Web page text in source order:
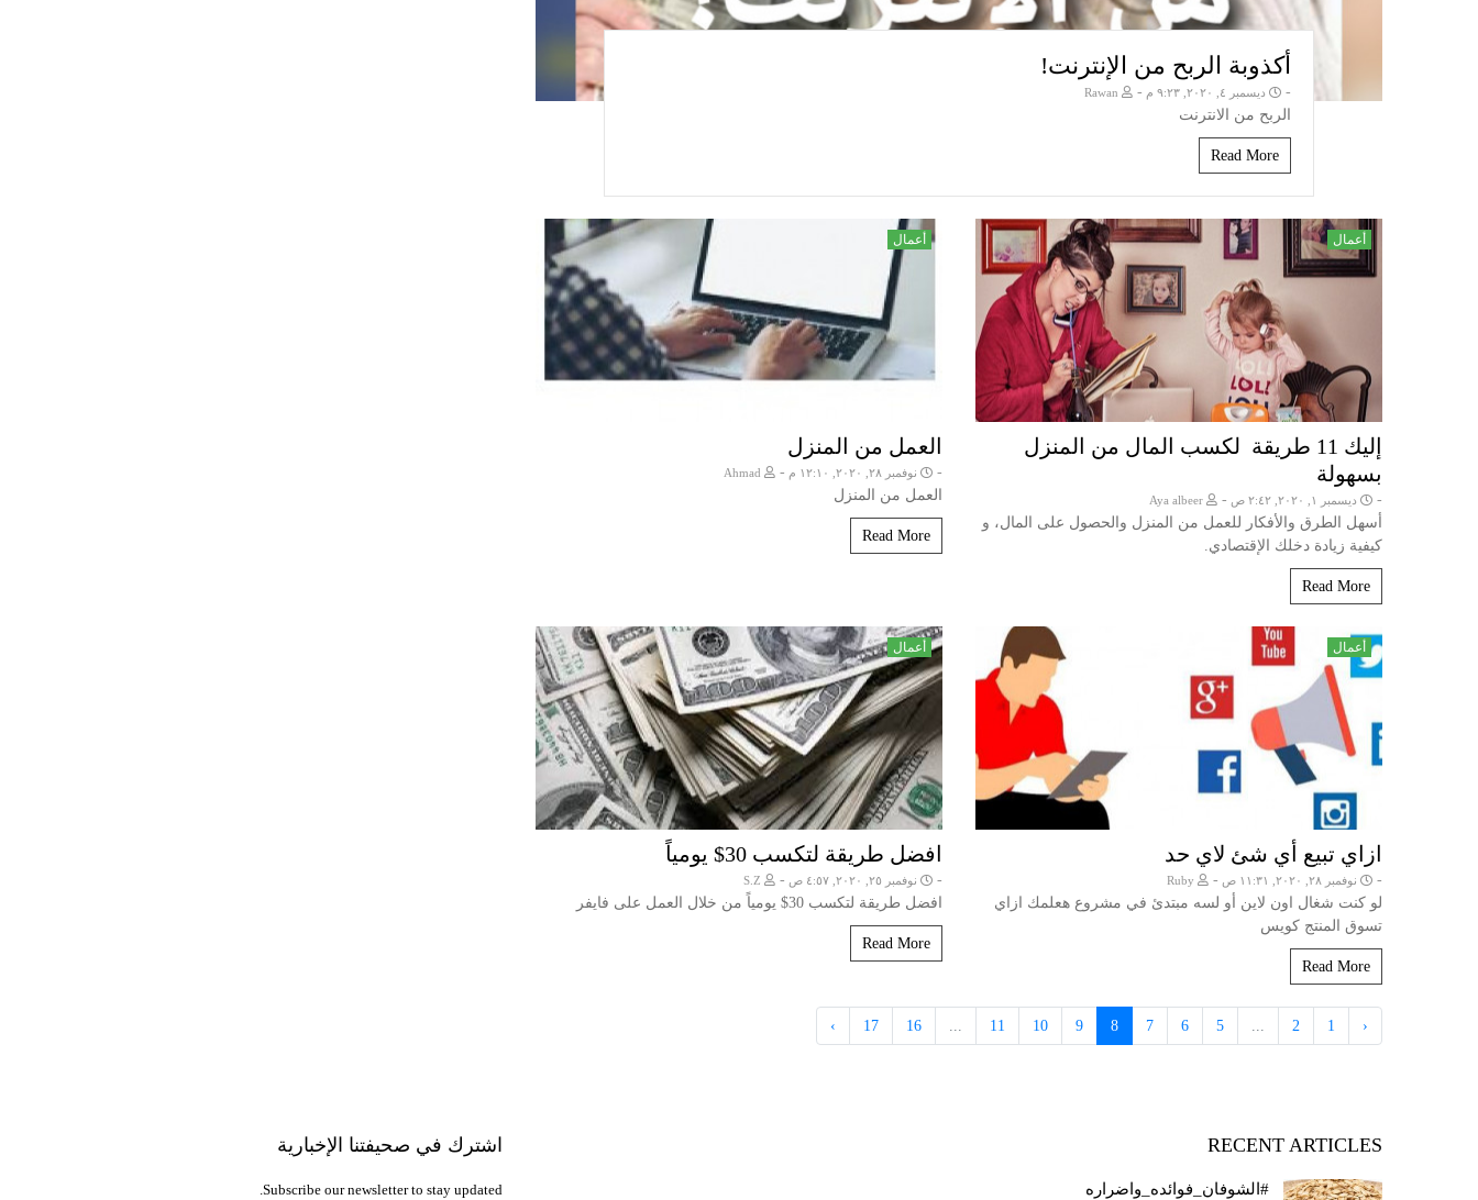
أكذوبة الربح من الإنترنت!
- ديسمبر ٤, ٢٠٢٠, ٩:٢٣ م -
Rawan
الربح من الانترنت
Read More
أعمال
إليك 11 طريقة لكسب المال من المنزل
بسهولة
- ديسمبر ١, ٢٠٢٠, ٢:٤٢ ص -
أسهل الطرق والأفكار للعمل من المنزل والحصول على المال، و
كيفية زيادة دخلك الإقتصادي.
Read More
أعمال
العمل من المنزل
- نوفمبر ٢٨, ٢٠٢٠, ١٢:١٠ م -
العمل من المنزل
Read More
أعمال
ازاي تبيع أي شئ لاي حد
- نوفمبر ٢٨, ٢٠٢٠, ١١:٣١ ص -
لو كنت شغال اون لاين أو لسه مبتدئ في مشروع هعلمك ازاي
تسوق المنتج كويس
Read More
أعمال
افضل طريقة لتكسب 30$ يومياً
- نوفمبر ٢٥, ٢٠٢٠, ٤:٥٧ ص -
افضل طريقة لتكسب 30$ يومياً من خلال العمل على فايفر
Read More
‹
1
2
...
5
6
7
8
9
10
11
...
16
17
›
RECENT ARTICLES
#الشوفان_فوائده_واضراره
اشترك في صحيفتنا الإخبارية
Subscribe our newsletter to stay updated.